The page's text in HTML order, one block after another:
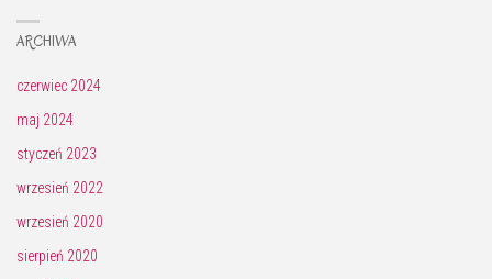
ARCHIWA
czerwiec 2024
maj 2024
styczeń 2023
wrzesień 2022
wrzesień 2020
sierpień 2020